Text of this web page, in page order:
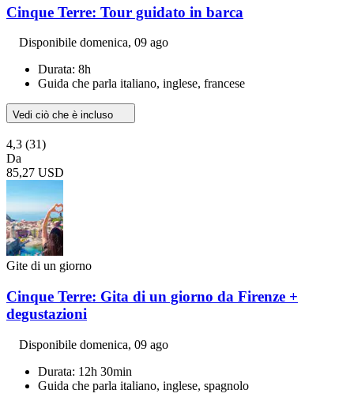
Cinque Terre: Tour guidato in barca
Disponibile domenica, 09 ago
Durata: 8h
Guida che parla italiano, inglese, francese
Vedi ciò che è incluso
4,3 (31)
Da
85,27 USD
Gite di un giorno
Cinque Terre: Gita di un giorno da Firenze +
degustazioni
Disponibile domenica, 09 ago
Durata: 12h 30min
Guida che parla italiano, inglese, spagnolo